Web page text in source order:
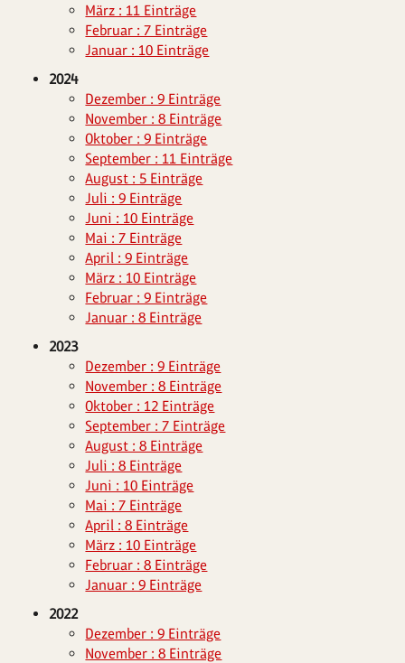
März : 11 Einträge
Februar : 7 Einträge
Januar : 10 Einträge
2024
Dezember : 9 Einträge
November : 8 Einträge
Oktober : 9 Einträge
September : 11 Einträge
August : 5 Einträge
Juli : 9 Einträge
Juni : 10 Einträge
Mai : 7 Einträge
April : 9 Einträge
März : 10 Einträge
Februar : 9 Einträge
Januar : 8 Einträge
2023
Dezember : 9 Einträge
November : 8 Einträge
Oktober : 12 Einträge
September : 7 Einträge
August : 8 Einträge
Juli : 8 Einträge
Juni : 10 Einträge
Mai : 7 Einträge
April : 8 Einträge
März : 10 Einträge
Februar : 8 Einträge
Januar : 9 Einträge
2022
Dezember : 9 Einträge
November : 8 Einträge